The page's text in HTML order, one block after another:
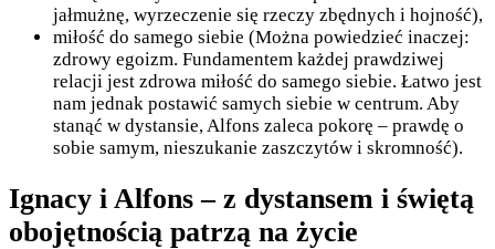
jałmużnę, wyrzeczenie się rzeczy zbędnych i hojność),
miłość do samego siebie (Można powiedzieć inaczej:
zdrowy egoizm. Fundamentem każdej prawdziwej
relacji jest zdrowa miłość do samego siebie. Łatwo jest
nam jednak postawić samych siebie w centrum. Aby
stanąć w dystansie, Alfons zaleca pokorę – prawdę o
sobie samym, nieszukanie zaszczytów i skromność).
Ignacy i Alfons – z dystansem i świętą
obojętnością patrzą na życie